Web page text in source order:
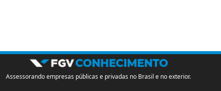
Assessorando empresas públicas e privadas no Brasil e no exterior.